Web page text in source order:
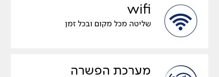
wifi
שליטה מכל מקום ובכל זמן
מערכת הפשרה